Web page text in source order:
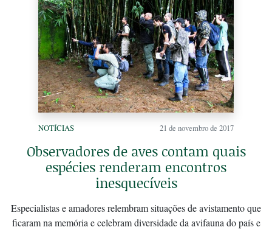
NOTÍCIAS 21 de novembro de 2017
Observadores de aves contam quais
espécies renderam encontros
inesquecíveis
Especialistas e amadores relembram situações de avistamento que
ficaram na memória e celebram diversidade da avifauna do país e